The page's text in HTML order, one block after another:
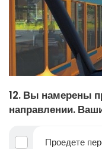
12. Вы намерены
направлении.
Проедете